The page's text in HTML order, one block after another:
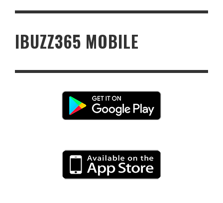
IBUZZ365 MOBILE